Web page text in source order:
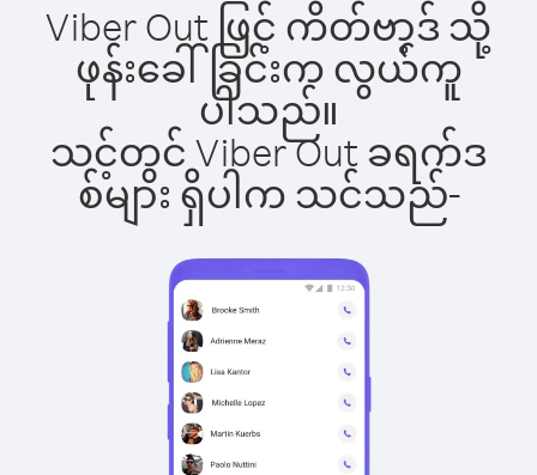
Viber Out ဖြင့် ကိတ်ဗာ့ဒ် သို့
ဖုန်းခေါ်ခြင်းက လွယ်ကူ
ပါသည်။
သင့်တွင် Viber Out ခရက်ဒ
စ်များ ရှိပါက သင်သည်-